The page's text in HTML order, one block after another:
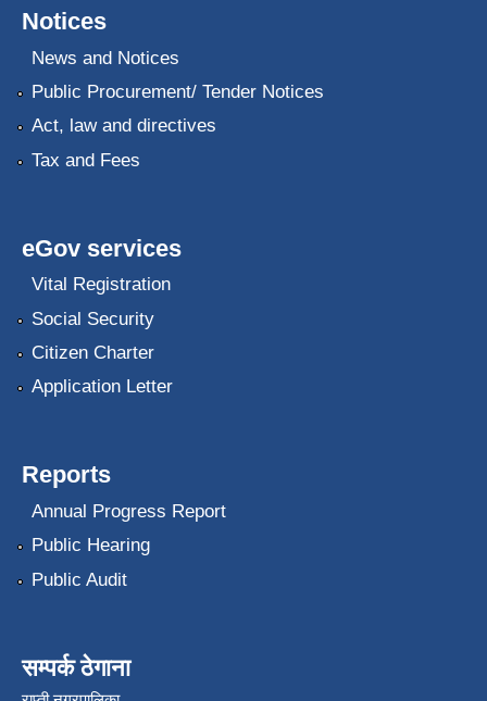
Notices
News and Notices
Public Procurement/ Tender Notices
Act, law and directives
Tax and Fees
eGov services
Vital Registration
Social Security
Citizen Charter
Application Letter
Reports
Annual Progress Report
Public Hearing
Public Audit
सम्पर्क ठेगाना